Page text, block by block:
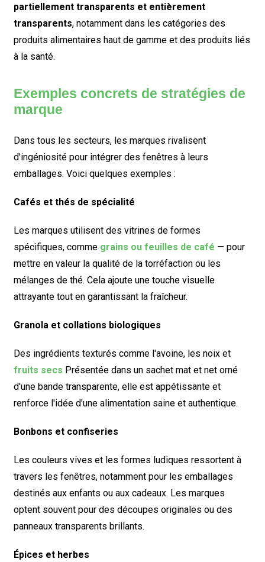
partiellement transparents et entièrement
transparents, notamment dans les catégories des
produits alimentaires haut de gamme et des produits liés
à la santé.
Exemples concrets de stratégies de
marque
Dans tous les secteurs, les marques rivalisent
d'ingéniosité pour intégrer des fenêtres à leurs
emballages. Voici quelques exemples :
Cafés et thés de spécialité
Les marques utilisent des vitrines de formes
spécifiques, comme grains ou feuilles de café — pour
mettre en valeur la qualité de la torréfaction ou les
mélanges de thé. Cela ajoute une touche visuelle
attrayante tout en garantissant la fraîcheur.
Granola et collations biologiques
Des ingrédients texturés comme l'avoine, les noix et
fruits secs Présentée dans un sachet mat et net orné
d'une bande transparente, elle est appétissante et
renforce l'idée d'une alimentation saine et authentique.
Bonbons et confiseries
Les couleurs vives et les formes ludiques ressortent à
travers les fenêtres, notamment pour les emballages
destinés aux enfants ou aux cadeaux. Les marques
optent souvent pour des découpes originales ou des
panneaux transparents brillants.
Épices et herbes